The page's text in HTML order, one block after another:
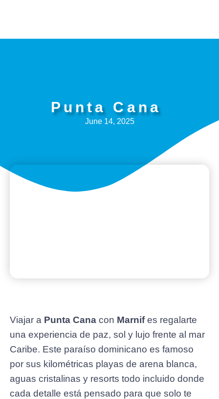
Punta Cana
June 14, 2025
Viajar a Punta Cana con Marnifes regalarte
una experiencia de paz, sol y lujo frente al mar
Caribe. Este paraíso dominicano es famoso
por sus kilométricas playas de arena blanca,
aguas cristalinas y resorts todo incluido donde
cada detalle está pensado para que solo te